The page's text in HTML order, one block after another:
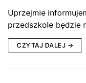
Uprzejmie
przedszkole będzie
CZYTAJ DALEJ →